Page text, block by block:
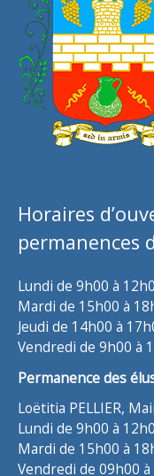
Horaires
permanences
Lundi de 9h00 à
Mardi de 15h00 à
Jeudi de 14h00 à
Vendredi de 9h00 à
Permanence des
Loëtitia PELLIER,
Lundi de 9h00 à
Mardi de 15h00 à
Vendredi de 09h00